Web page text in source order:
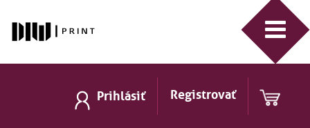
Prihlásiť Registrovať